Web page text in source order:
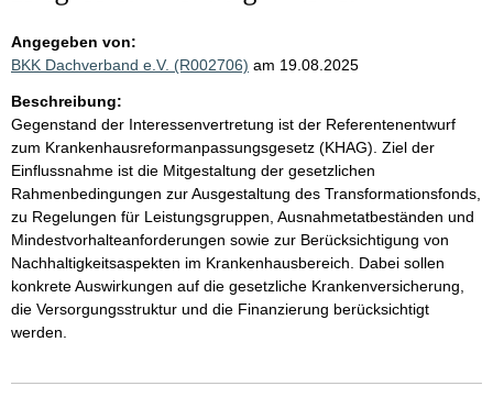
Angegeben von:
BKK Dachverband e.V. (R002706) am 19.08.2025
Beschreibung:
Gegenstand der Interessenvertretung ist der Referentenentwurf
zum Krankenhausreformanpassungsgesetz (KHAG). Ziel der
Einflussnahme ist die Mitgestaltung der gesetzlichen
Rahmenbedingungen zur Ausgestaltung des Transformationsfonds,
zu Regelungen für Leistungsgruppen, Ausnahmetatbeständen und
Mindestvorhalteanforderungen sowie zur Berücksichtigung von
Nachhaltigkeitsaspekten im Krankenhausbereich. Dabei sollen
konkrete Auswirkungen auf die gesetzliche Krankenversicherung,
die Versorgungsstruktur und die Finanzierung berücksichtigt
werden.